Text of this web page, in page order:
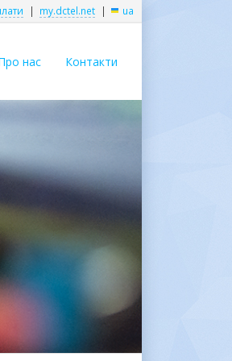
| my.dctel.net | ua
нас Контакти